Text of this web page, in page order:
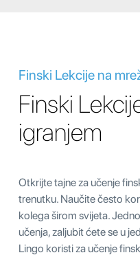
Finski Lekcije na
Finski
igranjem
Otkrijte tajne za učenje
trenutku. Naučite često
kolega širom svijeta.
učenja, zaljubit ćete se u
Lingo koristi za učenje